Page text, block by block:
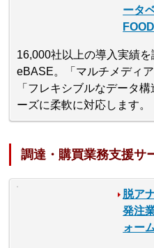
ータ
16,000社以上の導入実績
eBASE。「マルチメディ
「フレキシブルなデータ
ーズに柔軟に対応します。
調達・購買業務支援サ
脱ア
発注
ォー